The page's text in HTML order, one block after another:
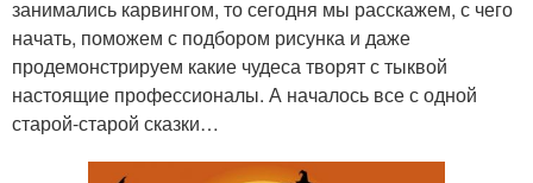
занимались карвингом, то сегодня мы расскажем, с чего
начать, поможем с подбором рисунка и даже
продемонстрируем какие чудеса творят с тыквой
настоящие профессионалы. А началось все с одной
старой-старой сказки…